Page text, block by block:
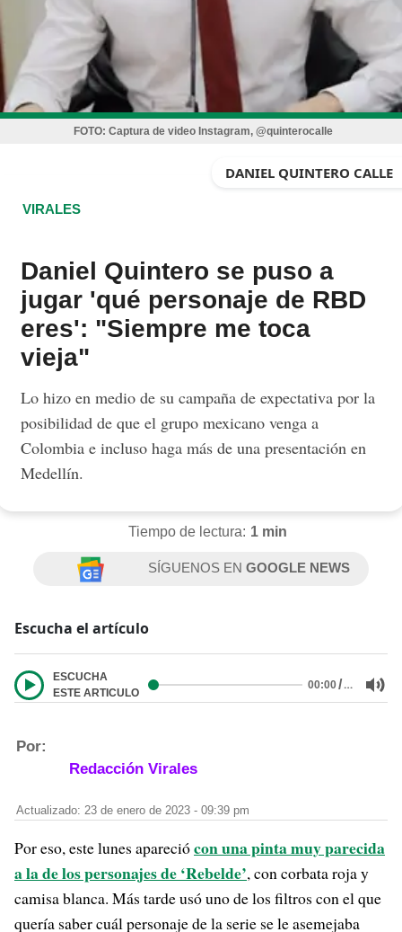
FOTO: Captura de video Instagram, @quinterocalle
DANIEL QUINTERO CALLE
VIRALES
Daniel Quintero se puso a
jugar 'qué personaje de RBD
eres': "Siempre me toca
vieja"
Lo hizo en medio de su campaña de expectativa por la
posibilidad de que el grupo mexicano venga a
Colombia e incluso haga más de una presentación en
Medellín.
Tiempo de lectura: 1 min
SÍGUENOS ENGOOGLE NEWS
Escucha el artículo
ESCUCHA
ESTE ARTICULO
00:00/…
Por:
Redacción Virales
Actualizado: 23 de enero de 2023 - 09:39 pm
Por eso, este lunes apareciócon una pinta muy parecida
a la de los personajes de ‘Rebelde’, con corbata roja y
camisa blanca. Más tarde usó uno de los filtros con el que
quería saber cuál personaje de la serie se le asemejaba